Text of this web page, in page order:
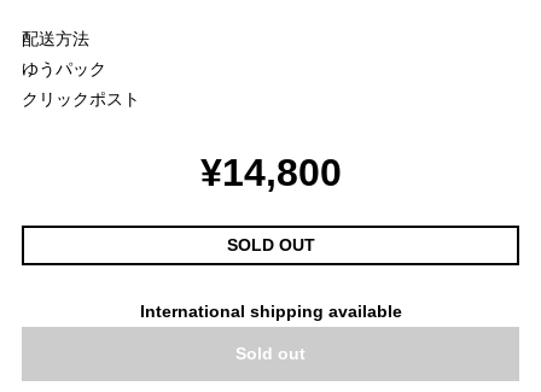
配送方法
ゆうパック
クリックポスト
¥14,800
SOLD OUT
International shipping available
Sold out